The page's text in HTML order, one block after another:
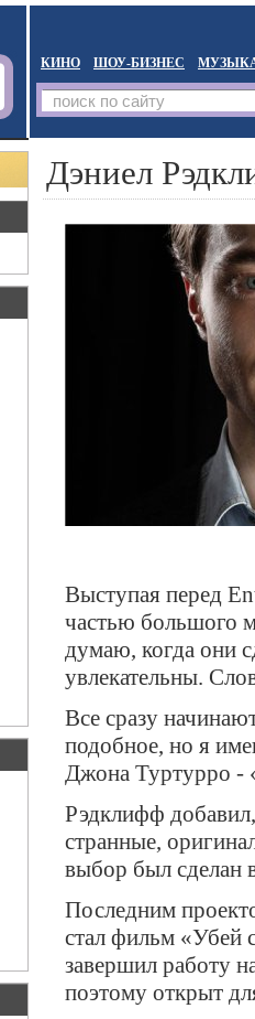
КИНО ШОУ-БИЗНЕС
Дэниел
Выступая перед
частью большого
думаю, когда они
увлекательны.
Все сразу
подобное, но я
Джона Туртурро -
Рэдклифф
странные,
выбор был сделан
Последним
стал фильм «Убей
завершил работу
поэтому открыт